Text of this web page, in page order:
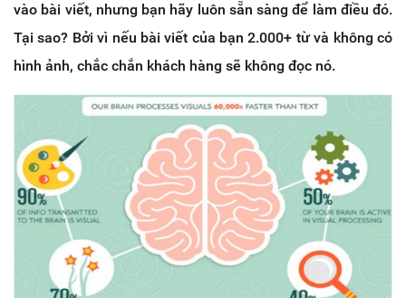
vào bài viết, nhưng bạn hãy luôn sẵn sàng để làm điều đó.
Tại sao? Bởi vì nếu bài viết của bạn 2.000+ từ và không có
hình ảnh, chắc chắn khách hàng sẽ không đọc nó.